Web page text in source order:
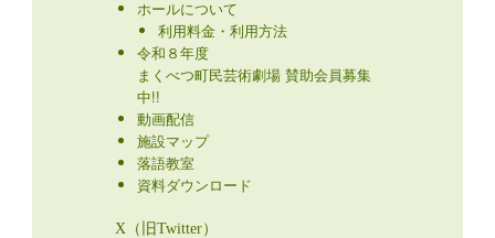
ホールについて
利用料金・利用方法
令和８年度
まくべつ町民芸術劇場 賛助会員募集
中!!
動画配信
施設マップ
落語教室
資料ダウンロード
X（旧Twitter）